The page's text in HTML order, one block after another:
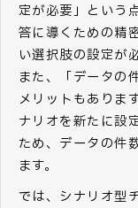
定が必要」という
答に導くための精
い選択肢の設定が
また、「データの
メリットもありま
ナリオを新たに設
ため、データの件
ます。
では、シナリオ型